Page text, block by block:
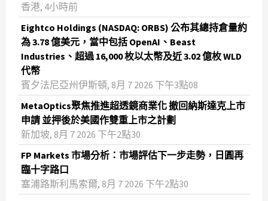
香港, 4小時前
Eightco Holdings (NASDAQ: ORBS) 公布其總持倉量約
為 3.78 億美元，當中包括 OpenAI、Beast
Industries、超過 16,000 枚以太幣及近 3.02 億枚 WLD
代幣
賓夕法尼亞州伊斯頓, 8月 7 2026 下午3點08
MetaOptics聚焦推進超透鏡商業化 撤回納斯達克上市
申請 並押後於美國作雙重上市之計劃
新加坡, 8月 7 2026 下午2點30
FP Markets 市場分析：市場評估下一步走勢，日圓再
臨十字路口
塞浦路斯利馬索爾, 8月 7 2026 下午2點30